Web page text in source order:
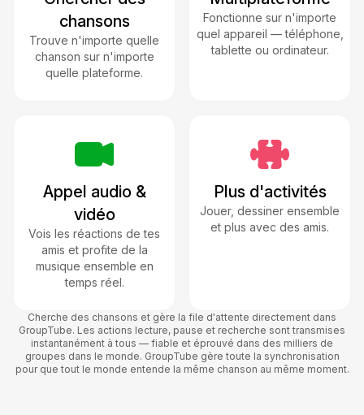
chansons
Trouve n'importe quelle
chanson sur n'importe
quelle plateforme.
Fonctionne sur n'importe
quel appareil — téléphone,
tablette ou ordinateur.
Appel audio &
vidéo
Vois les réactions de tes
amis et profite de la
musique ensemble en
temps réel.
Plus d'activités
Jouer, dessiner ensemble
et plus avec des amis.
Cherche des chansons et gère la file d'attente directement dans
GroupTube. Les actions lecture, pause et recherche sont transmises
instantanément à tous — fiable et éprouvé dans des milliers de
groupes dans le monde. GroupTube gère toute la synchronisation
pour que tout le monde entende la même chanson au même moment.